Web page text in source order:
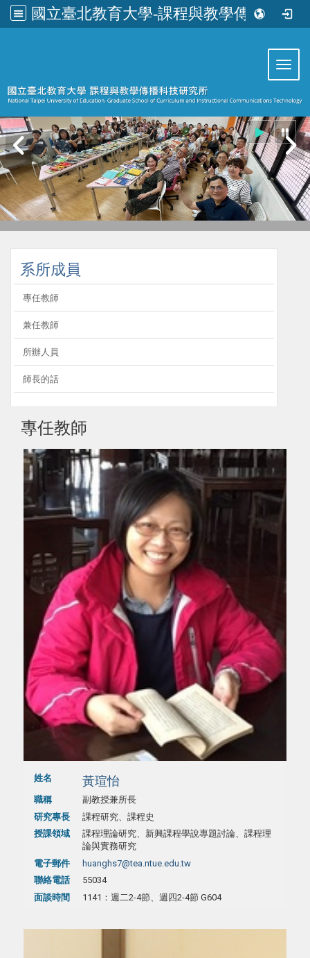
國立臺北教育大學-課程與教學傳播科技研究所
系所成員
專任教師
兼任教師
所辦人員
師長的話
專任教師
姓名 黃瑄怡
職稱
副教授兼所長
研究專長
課程研究、課程史
授課領域
課程理論研究、新興課程學說專題討論、課程理
論與實務研究
電子郵件
huanghs7@tea.ntue.edu.tw
聯絡電話
55034
面談時間
1141：週二2-4節、週四2-4節 G604